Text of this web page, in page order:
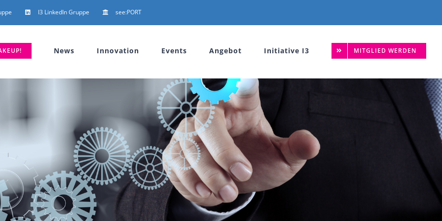
I3 LinkedIn Gruppe see:PORT
News Innovation Events Angebot Initiative I3 MITGLIED WERDEN